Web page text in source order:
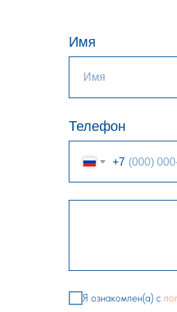
Имя
Телефон
+7
Я ознакомлен(а) с